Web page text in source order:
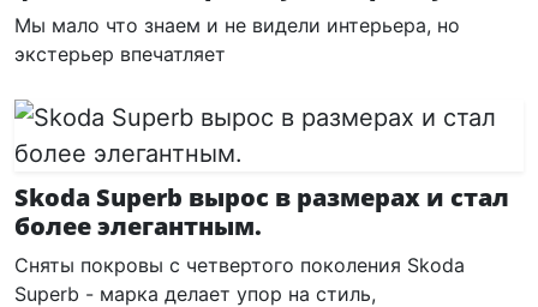
Мы мало что знаем и не видели интерьера, но
экстерьер впечатляет
Skoda Superb вырос в размерах и стал
более элегантным.
Сняты покровы с четвертого поколения Skoda
Superb - марка делает упор на стиль,